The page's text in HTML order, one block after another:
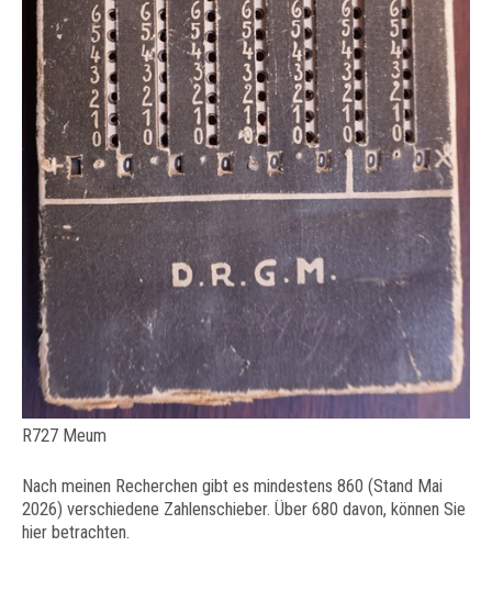
R727 Meum
Nach meinen Recherchen gibt es mindestens 860 (Stand Mai
2026) verschiedene Zahlenschieber. Über 680 davon, können Sie
hier betrachten.